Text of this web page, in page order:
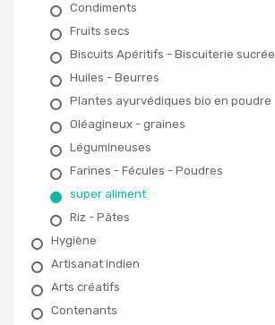
Condiments
Fruits secs
Biscuits Apéritifs - Biscuiterie sucrée
Huiles - Beurres
Plantes ayurvédiques bio en poudre
Oléagineux - graines
Légumineuses
Farines - Fécules - Poudres
super aliment
Riz - Pâtes
Hygiène
Artisanat indien
Arts créatifs
Contenants